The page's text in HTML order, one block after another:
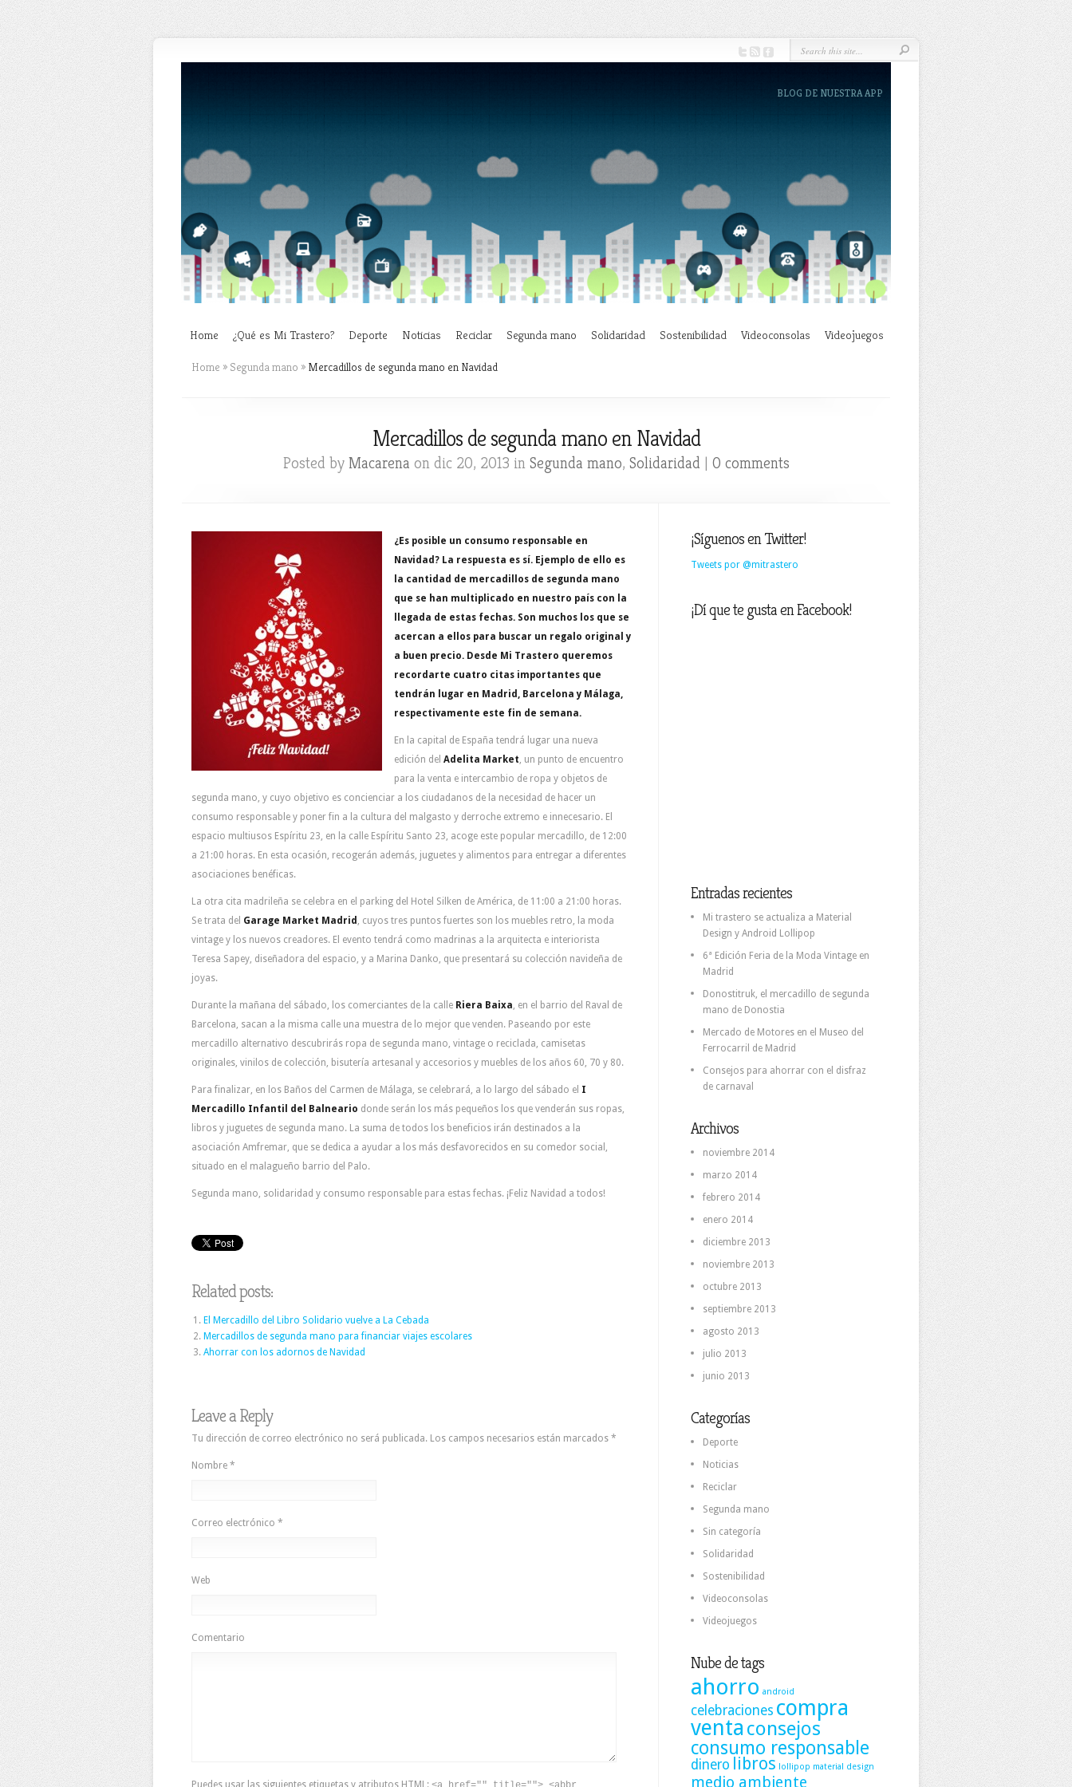
BLOG DE NUESTRA APP
Home ¿Qué es Mi Trastero? Deporte Noticias Reciclar Segunda mano Solidaridad Sostenibilidad Videoconsolas Videojuegos
Home » Segunda mano » Mercadillos de segunda mano en Navidad
Mercadillos de segunda mano en Navidad
Posted by Macarena on dic 20, 2013 in Segunda mano, Solidaridad | 0 comments
¿Es posible un consumo responsable en
Navidad? La respuesta es sí. Ejemplo de ello es
la cantidad de mercadillos de segunda mano
que se han multiplicado en nuestro país con la
llegada de estas fechas. Son muchos los que se
acercan a ellos para buscar un regalo original y
a buen precio. Desde Mi Trastero queremos
recordarte cuatro citas importantes que
tendrán lugar en Madrid, Barcelona y Málaga,
respectivamente este fin de semana.
En la capital de España tendrá lugar una nueva
edición del Adelita Market , un punto de encuentro
para la venta e intercambio de ropa y objetos de
segunda mano, y cuyo objetivo es concienciar a los ciudadanos de la necesidad de hacer un
consumo responsable y poner fin a la cultura del malgasto y derroche extremo e innecesario. El
espacio multiusos Espíritu 23, en la calle Espíritu Santo 23, acoge este popular mercadillo, de 12:00
a 21:00 horas. En esta ocasión, recogerán además, juguetes y alimentos para entregar a diferentes
asociaciones benéficas.
La otra cita madrileña se celebra en el parking del Hotel Silken de América, de 11:00 a 21:00 horas.
Se trata del Garage Market Madrid
, cuyos tres puntos fuertes son los muebles retro, la moda
vintage y los nuevos creadores. El evento tendrá como madrinas a la arquitecta e interiorista
Teresa Sapey, diseñadora del espacio, y a Marina Danko, que presentará su colección navideña de
joyas.
Durante la mañana del sábado, los comerciantes de la calle Riera Baixa , en el barrio del Raval de
Barcelona, sacan a la misma calle una muestra de lo mejor que venden. Paseando por este
mercadillo alternativo descubrirás ropa de segunda mano, vintage o reciclada, camisetas
originales, vinilos de colección, bisutería artesanal y accesorios y muebles de los años 60, 70 y 80.
Para finalizar, en los Baños del Carmen de Málaga, se celebrará, a lo largo del sábado el I
Mercadillo Infantil del Balneario donde serán los más pequeños los que venderán sus ropas,
libros y juguetes de segunda mano. La suma de todos los beneficios irán destinados a la
asociación Amfremar, que se dedica a ayudar a los más desfavorecidos en su comedor social,
situado en el malagueño barrio del Palo.
Segunda mano, solidaridad y consumo responsable para estas fechas. ¡Feliz Navidad a todos!
Related posts:
El Mercadillo del Libro Solidario vuelve a La Cebada
Mercadillos de segunda mano para financiar viajes escolares
Ahorrar con los adornos de Navidad
Leave a Reply
Tu dirección de correo electrónico no será publicada. Los campos necesarios están marcados *
Nombre *
Correo electrónico *
Web
Comentario
Puedes usar las siguientes etiquetas y atributos HTML :
¡Síguenos en Twitter!
Tweets por @mitrastero
¡Dí que te gusta en Facebook!
Entradas recientes
Mi trastero se actualiza a Material
Design y Android Lollipop
6ª Edición Feria de la Moda Vintage en
Madrid
Donostitruk, el mercadillo de segunda
mano de Donostia
Mercado de Motores en el Museo del
Ferrocarril de Madrid
Consejos para ahorrar con el disfraz
de carnaval
Archivos
noviembre 2014
marzo 2014
febrero 2014
enero 2014
diciembre 2013
noviembre 2013
octubre 2013
septiembre 2013
agosto 2013
julio 2013
junio 2013
Categorías
Deporte
Noticias
Reciclar
Segunda mano
Sin categoría
Solidaridad
Sostenibilidad
Videoconsolas
Videojuegos
Nube de tags
ahorro android
celebraciones compra
venta consejos
consumo responsable
dinero libros lollipop material design
medio ambiente